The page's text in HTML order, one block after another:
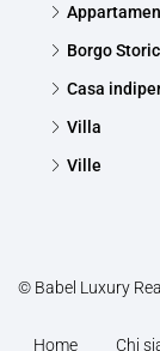
Borgo
Casa
Villa
Ville
© Babel Luxury
Home Chi